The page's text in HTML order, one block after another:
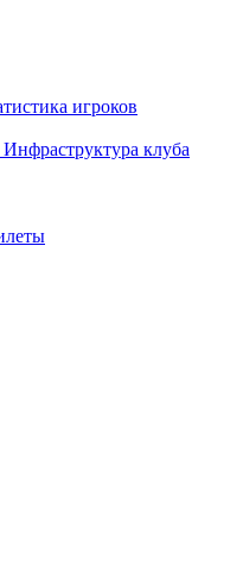
игроков
Инфраструктура клуба